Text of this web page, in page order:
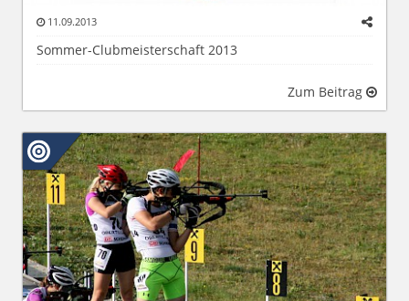
11.09.2013
Sommer-Clubmeisterschaft 2013
Zum Beitrag